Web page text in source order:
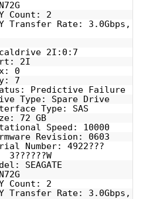
Count: 2
Transfer Rate: 3.0Gbps,
2I:0:7
2I
0
7
Predictive Failure
Type: Spare Drive
Type: SAS
72 GB
Speed: 10000
Revision: 0603
Number: 4922???
SEAGATE
Count: 2
Transfer Rate: 3.0Gbps,